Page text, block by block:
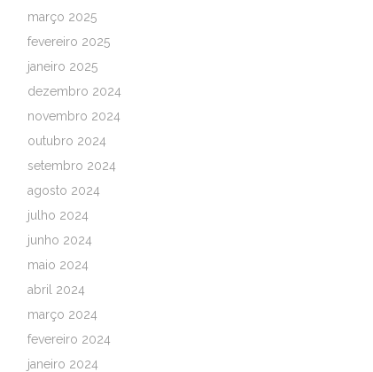
março 2025
fevereiro 2025
janeiro 2025
dezembro 2024
novembro 2024
outubro 2024
setembro 2024
agosto 2024
julho 2024
junho 2024
maio 2024
abril 2024
março 2024
fevereiro 2024
janeiro 2024